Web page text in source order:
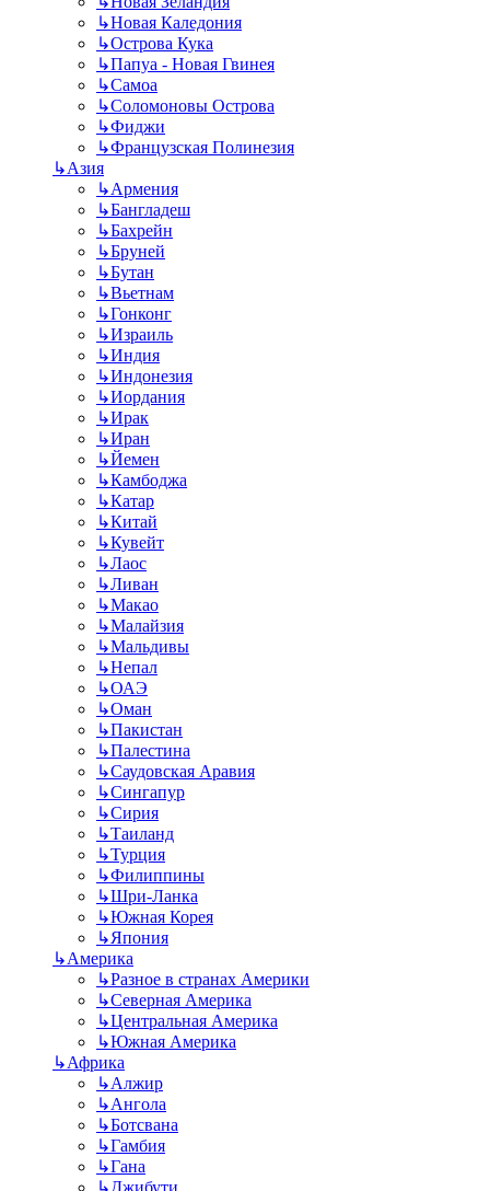
↳Новая Каледония
↳Острова Кука
↳Папуа - Новая Гвинея
↳Самоа
↳Соломоновы Острова
↳Фиджи
↳Французская Полинезия
↳Азия
↳Армения
↳Бангладеш
↳Бахрейн
↳Бруней
↳Бутан
↳Вьетнам
↳Гонконг
↳Израиль
↳Индия
↳Индонезия
↳Иордания
↳Ирак
↳Иран
↳Йемен
↳Камбоджа
↳Катар
↳Китай
↳Кувейт
↳Лаос
↳Ливан
↳Макао
↳Малайзия
↳Мальдивы
↳Непал
↳ОАЭ
↳Оман
↳Пакистан
↳Палестина
↳Саудовская Аравия
↳Сингапур
↳Сирия
↳Таиланд
↳Турция
↳Филиппины
↳Шри-Ланка
↳Южная Корея
↳Япония
↳Америка
↳Разное в странах Америки
↳Северная Америка
↳Центральная Америка
↳Южная Америка
↳Африка
↳Алжир
↳Ангола
↳Ботсвана
↳Гамбия
↳Гана
↳Джибути